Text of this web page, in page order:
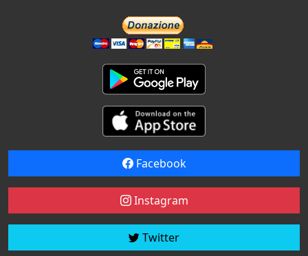
Facebook
Instagram
Twitter